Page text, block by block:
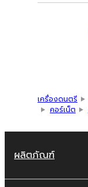
เครื่องดนตรี
คอร์เน็ต
ผลิตภัณฑ์